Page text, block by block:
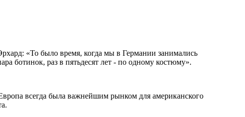
«То было время, когда мы в Германии занимались
ботинок, раз в пятьдесят лет - по одному костюму».
всегда была важнейшим рынком для американского